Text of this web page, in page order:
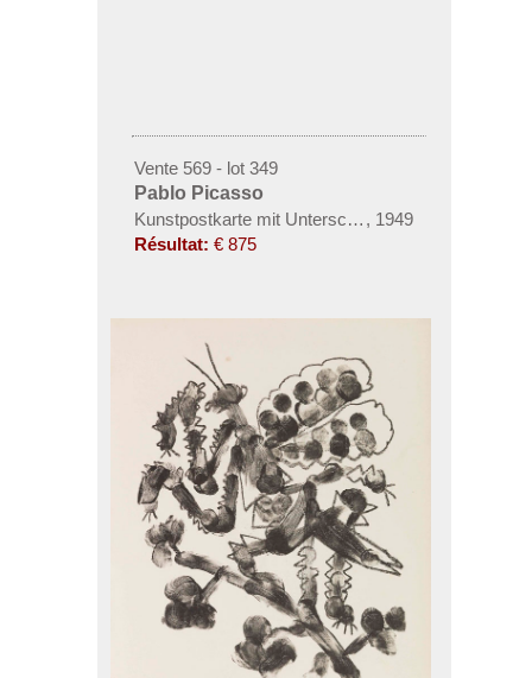
Vente 569 - lot 349
Pablo Picasso
Kunstpostkarte mit Unterschrift, 1949
Résultat: € 875